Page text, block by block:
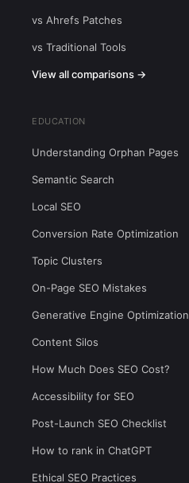
vs Ahrefs Patches
vs Traditional Tools
View all comparisons →
EDUCATION
Understanding Orphan Pages
Semantic Search
Local SEO
Conversion Rate Optimization
Topic Clusters
On-Page SEO Mistakes
Generative Engine Optimization
Content Silos
How Much Does SEO Cost?
Accessibility for SEO
Post-Launch SEO Checklist
How to rank in ChatGPT
Ethical SEO Practices